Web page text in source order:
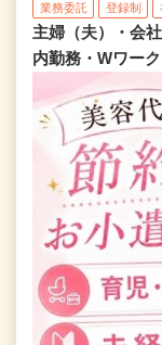
業務委託 登録制
主婦（夫）・会
内勤務・Wワー